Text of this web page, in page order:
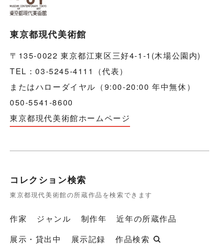
東京都現代美術館
〒135-0022 東京都江東区三好4-1-1(木場公園内)
TEL：03-5245-4111（代表）
またはハローダイヤル（9:00-20:00 年中無休）
050-5541-8600
東京都現代美術館ホームページ
コレクション検索
東京都現代美術館の所蔵作品を検索できます
作家 ジャンル 制作年
近年の所蔵作品
展示・貸出中
展示記録 作品検索